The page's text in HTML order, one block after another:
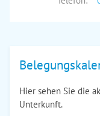
Hier sehen Sie die
Unterkunft.